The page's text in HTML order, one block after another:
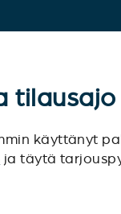
käyttänyt
ja täytä